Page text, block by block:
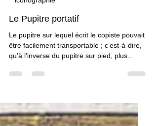
30 oct. 2017
5 min de lecture
iconographie
Le Pupitre portatif
Le pupitre sur lequel écrit le copiste pouvait
massif et donc plus lourd, et qui était fixe,
solidaire du pied, le pupitre portatif pouvait